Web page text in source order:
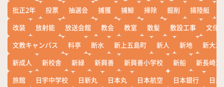
批正2年
投票 抽選会 捕獲 捕鯨 掃除 掘削 揚陸艇
改装
放射能 放送会館 教会 教室 散髪 敷設工事
文化
文教キャンパス
料亭 断水 新上五島町 新人 新地
新大工
新成人
新校舎 新緑 新興善 新興善小学校 新船
新長崎漁
旅館
日宇中学校 日新丸 日本丸 日本航空 日本銀行
日